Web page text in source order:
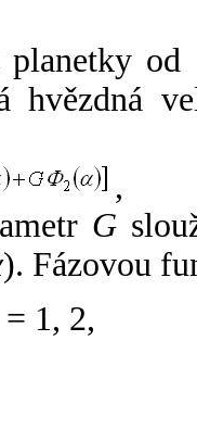
od
hvězdná
,
G
). Fázovou
= 1, 2,